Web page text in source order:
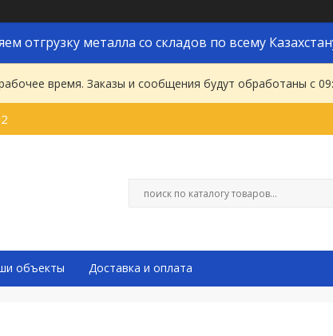
отгрузку металла со складов по всему
время. Заказы и сообщения будут обработаны с
объекты Доставка и оплата